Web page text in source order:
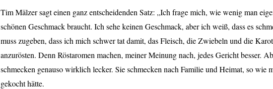
Tim Mälzer sagt einen ganz entscheidenden Satz: „Ich frage mich, wie wenig man
schönen Geschmack braucht. Ich sehe keinen Geschmack, aber ich weiß, dass es
muss zugeben, dass ich mich schwer tat damit, das Fleisch, die Zwiebeln und die
anzurösten. Denn Röstaromen machen, meiner Meinung nach, jedes Gericht besser.
schmecken genauso wirklich lecker. Sie schmecken nach Familie und Heimat, so wie
gekocht hätte.